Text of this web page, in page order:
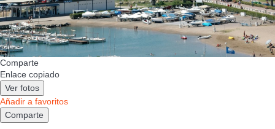
Comparte
Enlace copiado
Ver fotos
Añadir a favoritos
Comparte